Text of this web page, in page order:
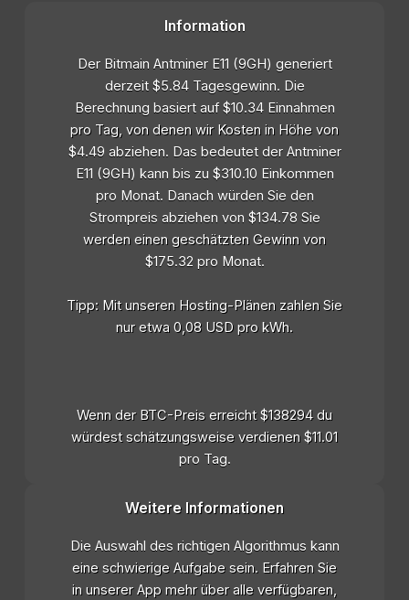
Information
Der Bitmain Antminer E11 (9GH) generiert
derzeit $5.84 Tagesgewinn. Die
Berechnung basiert auf $10.34 Einnahmen
pro Tag, von denen wir Kosten in Höhe von
$4.49 abziehen. Das bedeutet der Antminer
E11 (9GH) kann bis zu $310.10 Einkommen
pro Monat. Danach würden Sie den
Strompreis abziehen von $134.78 Sie
werden einen geschätzten Gewinn von
$175.32 pro Monat.
Tipp: Mit unseren Hosting-Plänen zahlen Sie
nur etwa 0,08 USD pro kWh.
Wenn der BTC-Preis erreicht $138294 du
würdest schätzungsweise verdienen $11.01
pro Tag.
Weitere Informationen
Die Auswahl des richtigen Algorithmus kann
eine schwierige Aufgabe sein. Erfahren Sie
in unserer App mehr über alle verfügbaren,